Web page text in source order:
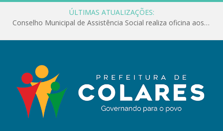
ÚLTIMAS ATUALIZAÇÕES:
Conselho Municipal de Assistência Social realiza oficina aos servidores